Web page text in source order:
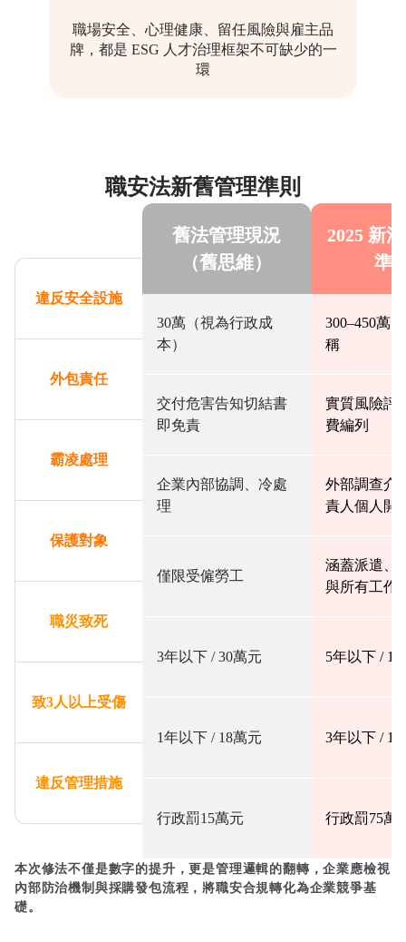
職場安全、心理健康、留任風險與雇主品
牌，都是 ESG 人才治理框架不可缺少的一
環
職安法新舊管理準則
違反安全設施
外包責任
霸凌處理
保護對象
職災致死
致3人以上受傷
違反管理措施
舊法管理現況
（舊思維）
30萬（視為行政成
本）
交付危害告知切結書
即免責
企業內部協調、冷處
理
僅限受僱勞工
3年以下 / 30萬元
1年以下 / 18萬元
行政罰15萬元
2025 新
準
300–450萬
稱
實質風險評
費編列
外部調查介
責人個人開
涵蓋派遣、
與所有工作
5年以下 /
3年以下 /
行政罰75萬
本次修法不僅是數字的提升，更是管理邏輯的翻轉，企業應檢視
內部防治機制與採購發包流程，將職安合規轉化為企業競爭基
礎。